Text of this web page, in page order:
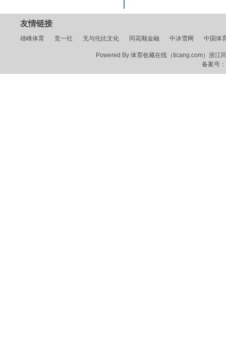
友情链接
雄峰体育 竞一社 无与伦比文化 同花顺金融 中冰雪网 中国体
Powered By 体育收藏在线（ticang.com）浙江
备案号：